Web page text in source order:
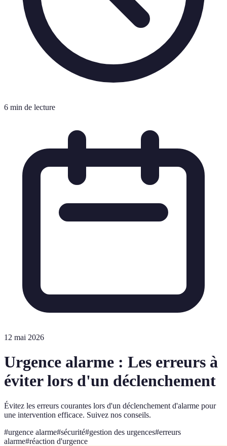
6 min de lecture
12 mai 2026
Urgence alarme : Les erreurs à
éviter lors d'un déclenchement
Évitez les erreurs courantes lors d'un déclenchement d'alarme pour
une intervention efficace. Suivez nos conseils.
#urgence alarme#sécurité#gestion des urgences#erreurs
alarme#réaction d'urgence